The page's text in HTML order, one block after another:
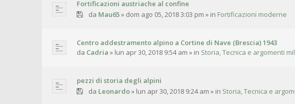
Fortificazioni austriache al confine
da Mau65» dom ago 05, 2018 3:03 pm » in Fortificazioni moderne
Centro addestramento alpino a Cortine di Nave (Brescia) 1943
da Cadria » lun apr 30, 2018 9:54 am » in Storia, Tecnica e argomenti
pezzi di storia degli alpini
da Leonardo» lun apr 30, 2018 9:24 am » in Storia, Tecnica e